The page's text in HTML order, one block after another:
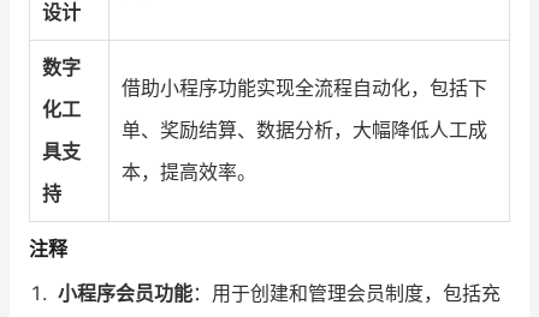
设计
数字
化工
具支
持
借助小程序功能实现全流程自动化，包括下
单、奖励结算、数据分析，大幅降低人工成
本，提高效率。
注释
小程序会员功能：用于创建和管理会员制度，包括充